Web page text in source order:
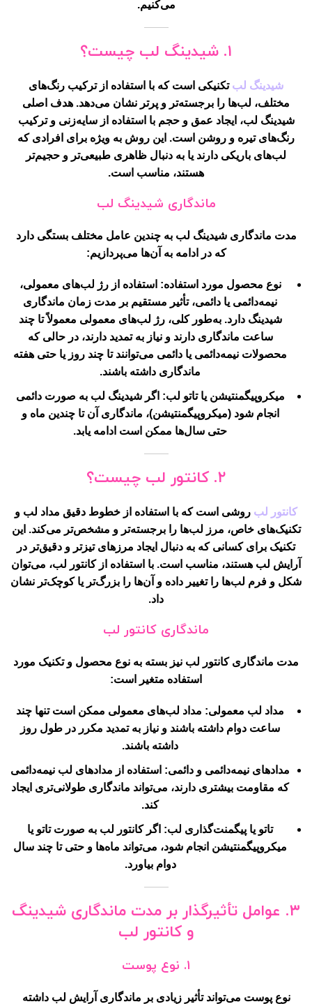
می‌کنیم.
۱. شیدینگ لب چیست؟
شیدینگ لب تکنیکی است که با استفاده از ترکیب رنگ‌های
مختلف، لب‌ها را برجسته‌تر و پرتر نشان می‌دهد. هدف اصلی
شیدینگ لب، ایجاد عمق و حجم با استفاده از سایه‌زنی و ترکیب
رنگ‌های تیره و روشن است. این روش به ویژه برای افرادی که
لب‌های باریکی دارند یا به دنبال ظاهری طبیعی‌تر و حجیم‌تر
هستند، مناسب است.
ماندگاری شیدینگ لب
مدت ماندگاری شیدینگ لب به چندین عامل مختلف بستگی دارد
که در ادامه به آن‌ها می‌پردازیم:
نوع محصول مورد استفاده: استفاده از رژ لب‌های معمولی،
نیمه‌دائمی یا دائمی، تأثیر مستقیم بر مدت زمان ماندگاری
شیدینگ دارد. به‌طور کلی، رژ لب‌های معمولی معمولاً تا چند
ساعت ماندگاری دارند و نیاز به تمدید دارند، در حالی که
محصولات نیمه‌دائمی یا دائمی می‌توانند تا چند روز یا حتی هفته
ماندگاری داشته باشند.
میکروپیگمنتیشن یا تاتو لب: اگر شیدینگ لب به صورت دائمی
انجام شود (میکروپیگمنتیشن)، ماندگاری آن تا چندین ماه و
حتی سال‌ها ممکن است ادامه یابد.
۲. کانتور لب چیست؟
کانتور لب روشی است که با استفاده از خطوط دقیق مداد لب و
تکنیک‌های خاص، مرز لب‌ها را برجسته‌تر و مشخص‌تر می‌کند. این
تکنیک برای کسانی که به دنبال ایجاد مرزهای تیزتر و دقیق‌تر در
آرایش لب هستند، مناسب است. با استفاده از کانتور لب، می‌توان
شکل و فرم لب‌ها را تغییر داده و آن‌ها را بزرگ‌تر یا کوچک‌تر نشان
داد.
ماندگاری کانتور لب
مدت ماندگاری کانتور لب نیز بسته به نوع محصول و تکنیک مورد
استفاده متغیر است:
مداد لب معمولی: مداد لب‌های معمولی ممکن است تنها چند
ساعت دوام داشته باشند و نیاز به تمدید مکرر در طول روز
داشته باشند.
مدادهای نیمه‌دائمی و دائمی: استفاده از مدادهای لب نیمه‌دائمی
که مقاومت بیشتری دارند، می‌تواند ماندگاری طولانی‌تری ایجاد
کند.
تاتو یا پیگمنت‌گذاری لب: اگر کانتور لب به صورت تاتو یا
میکروپیگمنتیشن انجام شود، می‌تواند ماه‌ها و حتی تا چند سال
دوام بیاورد.
۳. عوامل تأثیرگذار بر مدت ماندگاری شیدینگ
و کانتور لب
۱. نوع پوست
نوع پوست می‌تواند تأثیر زیادی بر ماندگاری آرایش لب داشته